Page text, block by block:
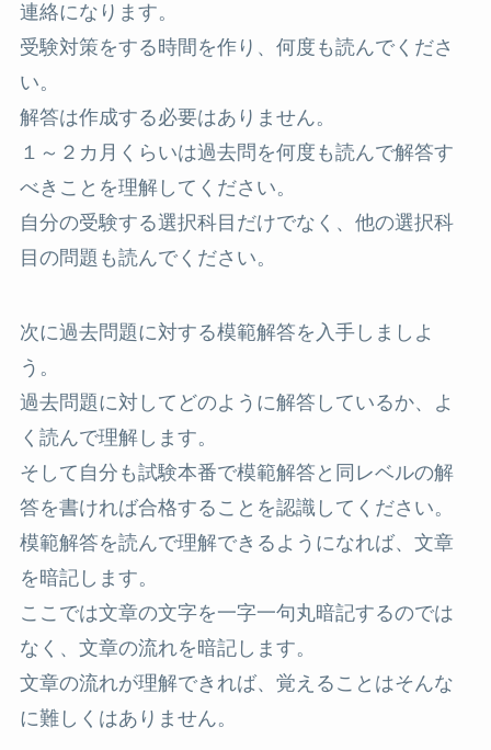
連絡になります。
受験対策をする時間を作り、何度も読んでくださ
い。
解答は作成する必要はありません。
１～２カ月くらいは過去問を何度も読んで解答す
べきことを理解してください。
自分の受験する選択科目だけでなく、他の選択科
目の問題も読んでください。
次に過去問題に対する模範解答を入手しましよ
う。
過去問題に対してどのように解答しているか、よ
く読んで理解します。
そして自分も試験本番で模範解答と同レベルの解
答を書ければ合格することを認識してください。
模範解答を読んで理解できるようになれば、文章
を暗記します。
ここでは文章の文字を一字一句丸暗記するのでは
なく、文章の流れを暗記します。
文章の流れが理解できれば、覚えることはそんな
に難しくはありません。